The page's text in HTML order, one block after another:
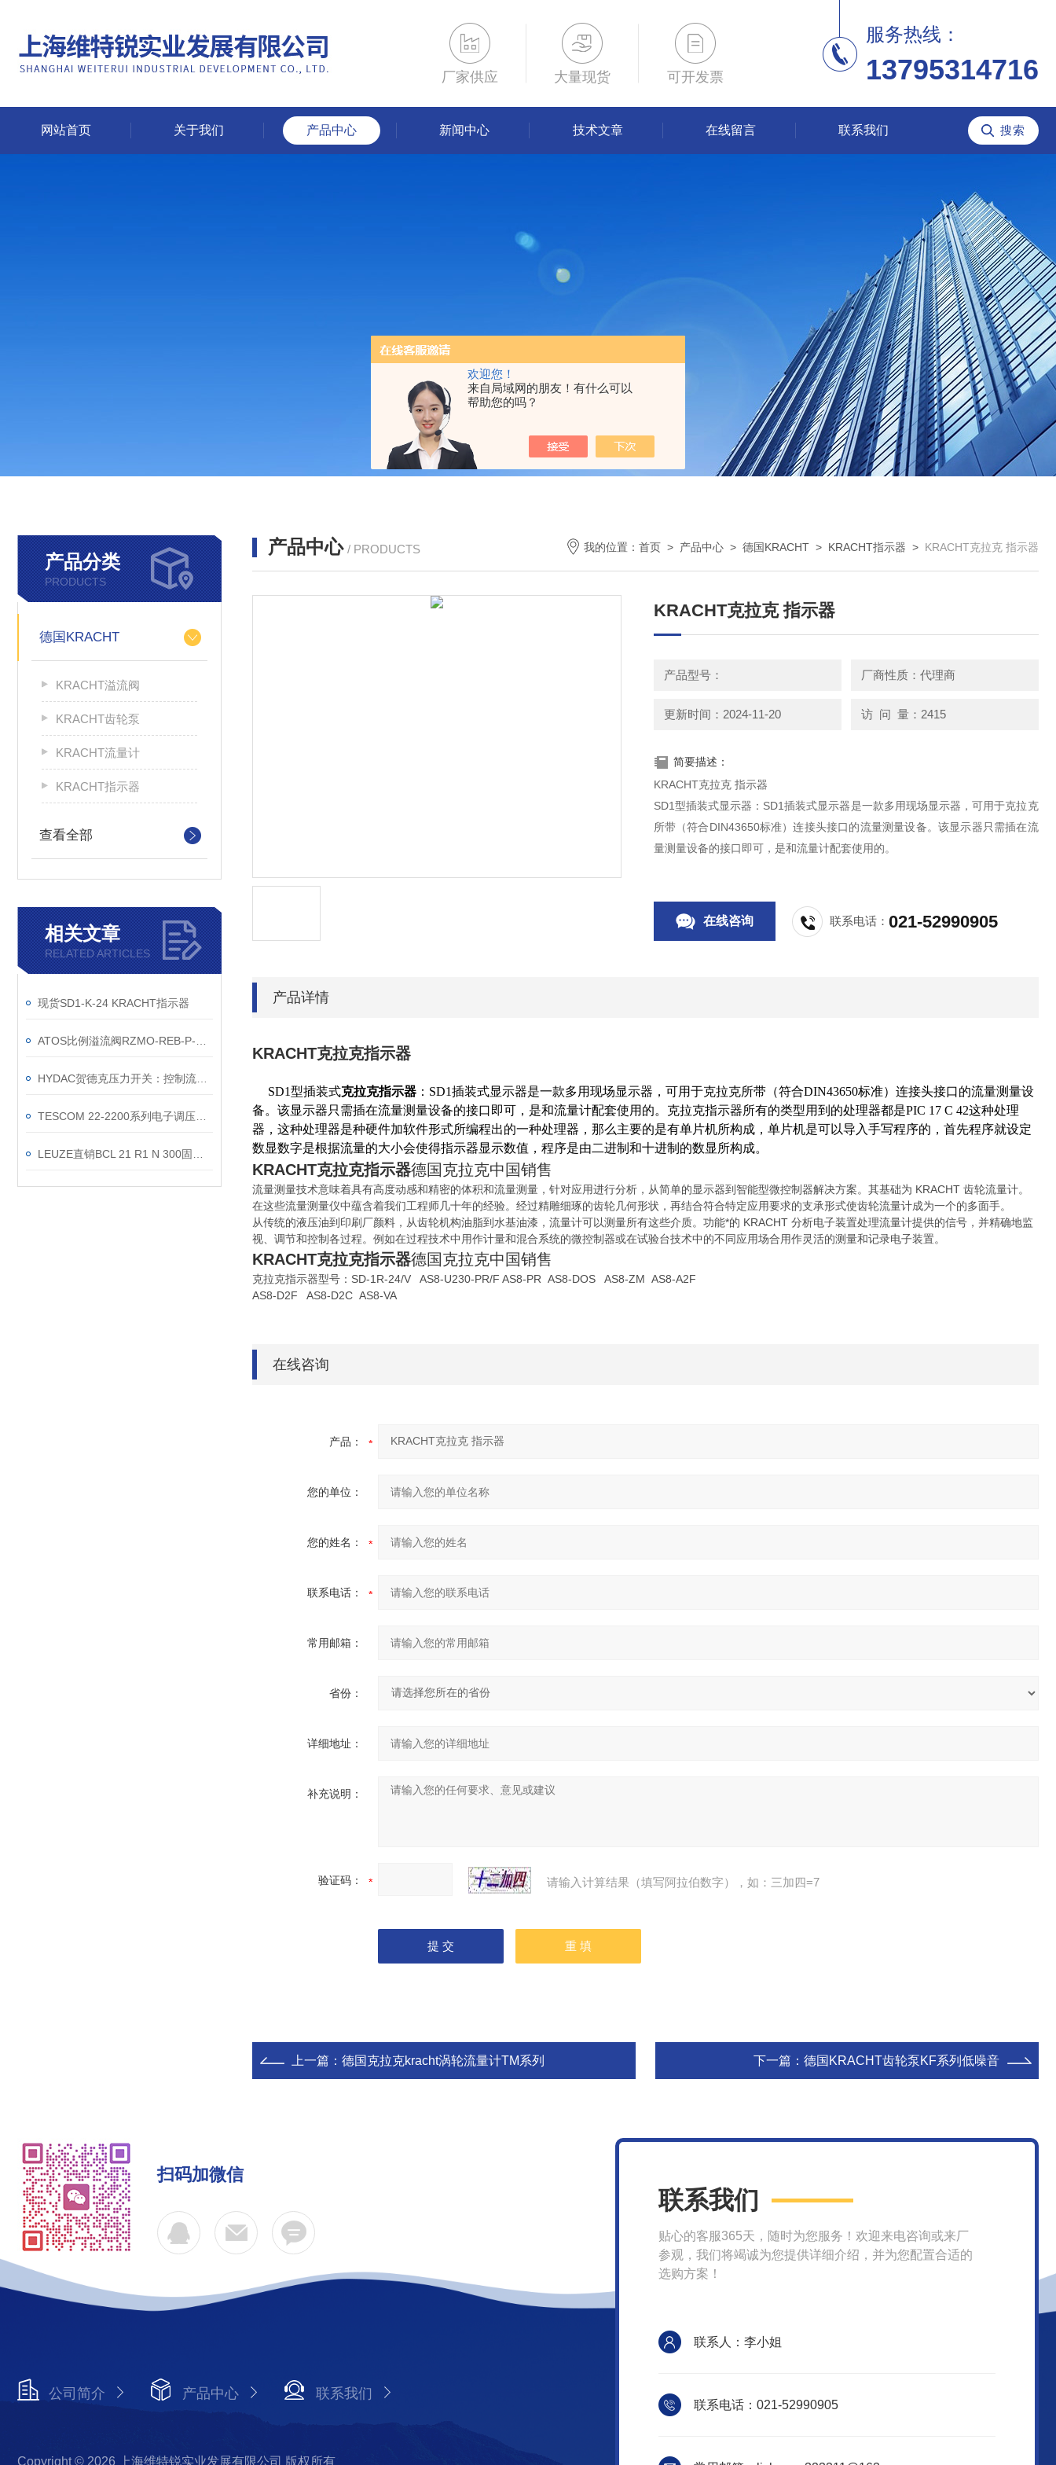
欢迎您！
来自局域网的朋友！有什么可以
帮助您的吗？
厂家供应 大量现货 可开发票
服务热线：
13795314716
网站首页 关于我们 产品中心 新闻中心 技术文章 在线留言 联系我们
产品分类
PRODUCTS
德国KRACHT
KRACHT溢流阀
KRACHT齿轮泵
KRACHT流量计
KRACHT指示器
查看全部
相关文章
RELATED ARTICLES
现货SD1-K-24 KRACHT指示器
产品中心 / PRODUCTS 我的位置： 首页 > 产品中心 > 德国KRACHT > KRACHT指示器 > KRACHT克拉克 指示器
KRACHT克拉克 指示器
产品型号： 厂商性质：代理商
更新时间：2024-11-20 访 问 量：2415
简要描述：
KRACHT克拉克 指示器
SD1型插装式显示器：SD1插装式显示器是一款多用现场显示器，可用于克拉克
所带（符合DIN43650标准）连接头接口的流量测量设备。该显示器只需插在流
量测量设备的接口即可，是和流量计配套使用的。
在线咨询 联系电话：021-52990905
产品详情
KRACHT克拉克指示器
SD1型插装式克拉克指示器 ：SD1插装式显示器是一款多用现场显示器，可用于克拉克所带（符合DIN43650标准）连接头接口的流量测量设
备。该显示器只需插在流量测量设备的接口即可，是和流量计配套使用的。克拉克指示器所有的类型用到的处理器都是PIC 17 C 42这种处理
器，这种处理器是种硬件加软件形式所编程出的一种处理器，那么主要的是有单片机所构成，单片机是可以导入手写程序的，首先程序就设定
数显数字是根据流量的大小会使得指示器显示数值，程序是由二进制和十进制的数显所构成。
KRACHT克拉克指示器德国克拉克中国销售
流量测量技术意味着具有高度动感和精密的体积和流量测量， 针对应用进行分析，从简单的显示器到 智能型微控制器解决方案。 其基础为 KRACHT 齿轮流量计。
在这些流量测量仪中蕴含着我们工程师几十年的经验。经过精雕细琢的齿轮几何形状，再结合符合特定应用要求的支承形式使齿轮流量计成为一个的多面手。
从传统的液压油到印刷厂颜料，从齿轮机构油脂到水基油漆， 流量计可以测量所有这些介质。 功能*的 KRACHT 分析电子装置处理流量计提供的信号，并精确地监
视、调节和控制各过程。例如在过程技术中用作计量和混合系统的微控制器或在试验台技术中的不同应用场合用作灵活的测量和记录电子装置。
KRACHT克拉克指示器德国克拉克中国销售
克拉克指示器型号：SD-1R-24/V AS8-U230-PR/F AS8-PR AS8-DOS AS8-ZM AS8-A2F
AS8-D2F AS8-D2C AS8-VA
在线咨询
产品：
您的单位：
您的姓名：
联系电话：
常用邮箱：
省份：
详细地址：
补充说明：
验证码： 请输入计算结果（填写阿拉伯数字），如：三加四=7
上一篇： 德国克拉克kracht涡轮流量计TM系列 下一篇： 德国KRACHT齿轮泵KF系列低噪音
扫码加微信
公司简介 产品中心 联系我们
Copyright © 2026 上海维特锐实业发展有限公司 版权所有
联系我们
贴心的客服365天，随时为您服务！欢迎来电咨询或来厂
参观，我们将竭诚为您提供详细介绍，并为您配置合适的
选购方案！
联系人：李小姐
联系电话：021-52990905